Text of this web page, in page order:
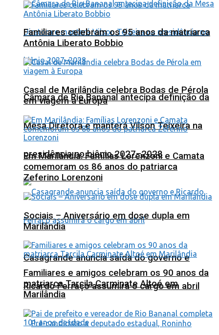
Câmara de Rio Bananal antecipa definição da
Mesa Diretora e manterá Vilson Teixeira na
presidência no biênio 2027–2028
Casagrande anuncia saída do governo e
Ricardo Ferraço assumirá o cargo em abril
Familiares celebram os 95 anos da matriarca
Antônia Liberato Bobbio
Casal de Marilândia celebra Bodas de Pérola
em viagem à Europa
Em Marilândia: Famílias Lorenzoni e Camata
comemoram os 86 anos do patriarca
Zeferino Lorenzoni
Sociais – Aniversário em dose dupla em
Marilândia
Familiares e amigos celebram os 90 anos da
matriarca Tarcila Carminate Altoé em
Marilândia